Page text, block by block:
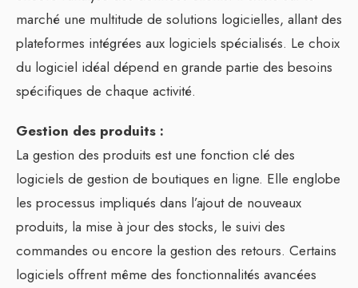
marché une multitude de solutions logicielles, allant des
plateformes intégrées aux logiciels spécialisés. Le choix
du logiciel idéal dépend en grande partie des besoins
spécifiques de chaque activité.
Gestion des produits :
La gestion des produits est une fonction clé des
logiciels de gestion de boutiques en ligne. Elle englobe
les processus impliqués dans l’ajout de nouveaux
produits, la mise à jour des stocks, le suivi des
commandes ou encore la gestion des retours. Certains
logiciels offrent même des fonctionnalités avancées